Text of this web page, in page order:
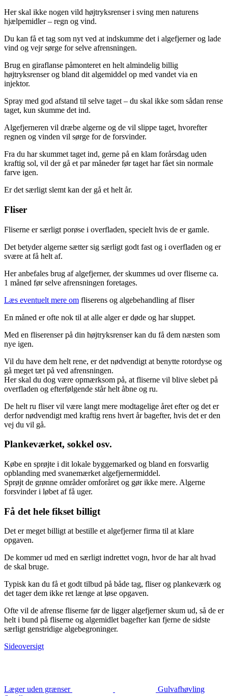
Her skal ikke nogen vild højtryksrenser i sving men naturens
hjælpemidler – regn og vind.
Du kan få et tag som nyt ved at indskumme det i algefjerner og lade
vind og vejr sørge for selve afrensningen.
Brug en giraflanse påmonteret en helt almindelig billig
højtryksrenser og bland dit algemiddel op med vandet via en
injektor.
Spray med god afstand til selve taget – du skal ikke som sådan rense
taget, kun skumme det ind.
Algefjerneren vil dræbe algerne og de vil slippe taget, hvorefter
regnen og vinden vil sørge for de forsvinder.
Fra du har skummet taget ind, gerne på en klam forårsdag uden
kraftig sol, vil der gå et par måneder før taget har fået sin normale
farve igen.
Er det særligt slemt kan der gå et helt år.
Fliser
Fliserne er særligt porøse i overfladen, specielt hvis de er gamle.
Det betyder algerne sætter sig særligt godt fast og i overfladen og er
svære at få helt af.
Her anbefales brug af algefjerner, der skummes ud over fliserne ca.
1 måned før selve afrensningen foretages.
Læs eventuelt mere om fliserens og algebehandling af fliser
En måned er ofte nok til at alle alger er døde og har sluppet.
Med en fliserenser på din højtryksrenser kan du få dem næsten som
nye igen.
Vil du have dem helt rene, er det nødvendigt at benytte rotordyse og
gå meget tæt på ved afrensningen.
Her skal du dog være opmærksom på, at fliserne vil blive slebet på
overfladen og efterfølgende står helt åbne og ru.
De helt ru fliser vil være langt mere modtagelige året efter og det er
derfor nødvendigt med kraftig rens hvert år bagefter, hvis det er den
vej du vil gå.
Plankeværket, sokkel osv.
Købe en sprøjte i dit lokale byggemarked og bland en forsvarlig
opblanding med svanemærket algefjernermiddel.
Sprøjt de grønne områder omforåret og gør ikke mere. Algerne
forsvinder i løbet af få uger.
Få det hele fikset billigt
Det er meget billigt at bestille et algefjerner firma til at klare
opgaven.
De kommer ud med en særligt indrettet vogn, hvor de har alt hvad
de skal bruge.
Typisk kan du få et godt tilbud på både tag, fliser og plankeværk og
det tager dem ikke ret længe at løse opgaven.
Ofte vil de afrense fliserne før de ligger algefjerner skum ud, så de er
helt i bund på fliserne og algemidlet bagefter kan fjerne de sidste
særligt genstridige algebegroninger.
Sideoversigt
Læger uden grænser
Gulvafhøvling